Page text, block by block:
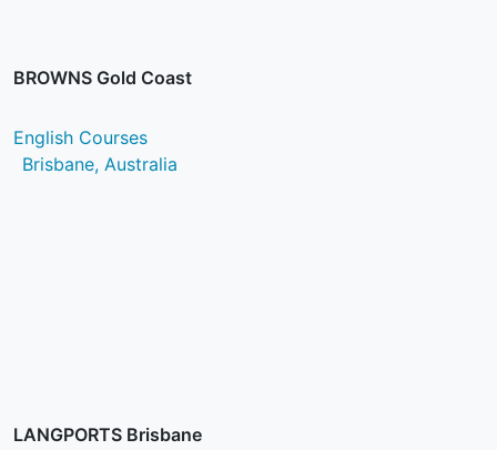
BROWNS Gold Coast
English Courses
Brisbane, Australia
LANGPORTS Brisbane